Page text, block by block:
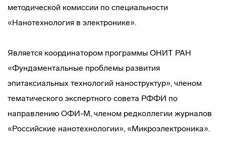
методической комиссии по специальности
«Нанотехнология в электронике».
Является координатором программы ОНИТ РАН
«Фундаментальные проблемы развития
эпитаксиальных технологий наноструктур», членом
тематического экспертного совета РФФИ по
направлению ОФИ-М, членом редколлегии журналов
«Российские нанотехнологии», «Микроэлектроника».